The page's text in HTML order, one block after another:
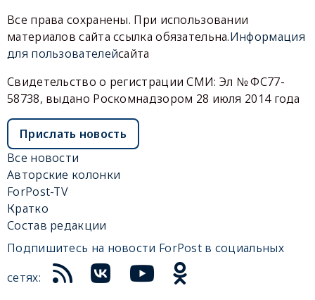
Все права сохранены. При использовании
материалов сайта ссылка обязательна.Информация
для пользователейсайта
Свидетельство о регистрации СМИ: Эл № ФС77-
58738, выдано Роскомнадзором 28 июля 2014 года
Прислать новость
Все новости
Авторские колонки
ForPost-TV
Кратко
Состав редакции
Подпишитесь на новости ForPost в социальных
сетях: